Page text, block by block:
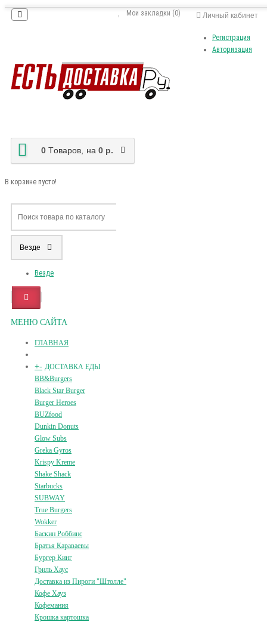
Личный кабинет
Регистрация
Авторизация
Мои закладки (0)
0 Tоваров, на 0 р.
В корзине пусто!
Везде
Везде
МЕНЮ САЙТА
ГЛАВНАЯ
+- ДОСТАВКА ЕДЫ
BB&Burgers
Black Star Burger
Burger Heroes
BUZfood
Dunkin Donuts
Glow Subs
Greka Gyros
Krispy Kreme
Shake Shack
Starbucks
SUBWAY
True Burgers
Wokker
Баскин Роббинс
Братья Караваевы
Бургер Кинг
Гриль Хаус
Доставка из Пироги "Штолле"
Кофе Хауз
Кофемания
Крошка картошка